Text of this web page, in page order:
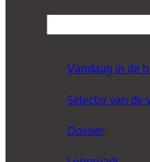
Vandaag in de
Selectie van de
Dossier